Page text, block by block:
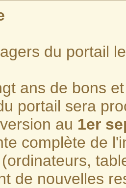
du portail
ans de bons
portail sera
au 1er
complète de
de nouvelles